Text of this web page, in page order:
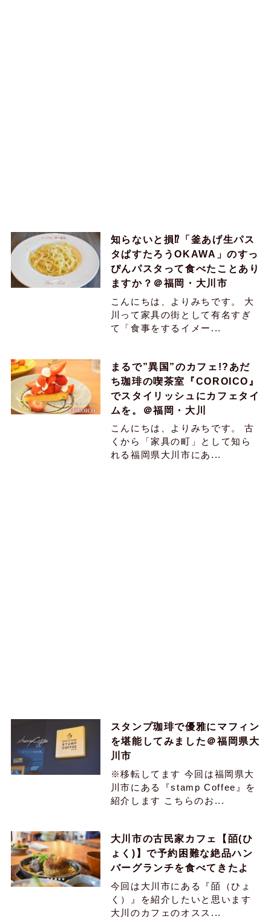
知らないと損⁉︎「釜あげ生パス
タぱすたろうOKAWA」のすっ
ぴんパスタって食べたことあり
ますか？＠福岡・大川市
こんにちは、よりみちです。 大
川って家具の街として有名すぎ
て「食事をするイメー...
まるで”異国”のカフェ!?あだ
ち珈琲の喫茶室『COROICO』
でスタイリッシュにカフェタイ
ムを。＠福岡・大川
こんにちは、よりみちです。 古
くから「家具の町」として知ら
れる福岡県大川市にあ...
スタンプ珈琲で優雅にマフィン
を堪能してみました＠福岡県大
川市
※移転してます 今回は福岡県大
川市にある『stamp Coffee』を
紹介します こちらのお...
大川市の古民家カフェ【皕(ひ
ょく)】で予約困難な絶品ハン
バーグランチを食べてきたよ
今回は大川市にある『皕（ひょ
く）』を紹介したいと思います
大川のカフェのオスス...